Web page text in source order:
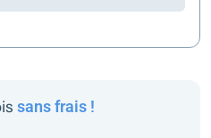
sans frais !